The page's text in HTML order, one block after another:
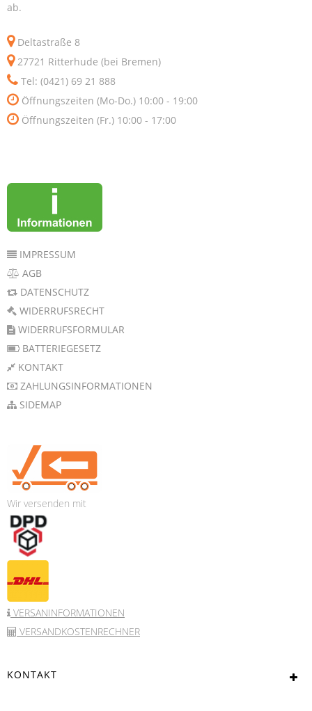
ab.
Deltastraße 8
27721 Ritterhude (bei Bremen)
Tel: (0421) 69 21 888
Öffnungszeiten (Mo-Do.) 10:00 - 19:00
Öffnungszeiten (Fr.) 10:00 - 17:00
IMPRESSUM
AGB
DATENSCHUTZ
WIDERRUFSRECHT
WIDERRUFSFORMULAR
BATTERIEGESETZ
KONTAKT
ZAHLUNGSINFORMATIONEN
SIDEMAP
Wir versenden mit
VERSANINFORMATIONEN
VERSANDKOSTENRECHNER
KONTAKT